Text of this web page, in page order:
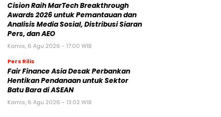
Cision Raih MarTech Breakthrough
Awards 2026 untuk Pemantauan dan
Analisis Media Sosial, Distribusi Siaran
Pers, dan AEO
Kamis, 6 Agu 2026 - 17:00 WIB
Pers Rilis
Fair Finance Asia Desak Perbankan
Hentikan Pendanaan untuk Sektor
Batu Bara di ASEAN
Kamis, 6 Agu 2026 - 13:02 WIB